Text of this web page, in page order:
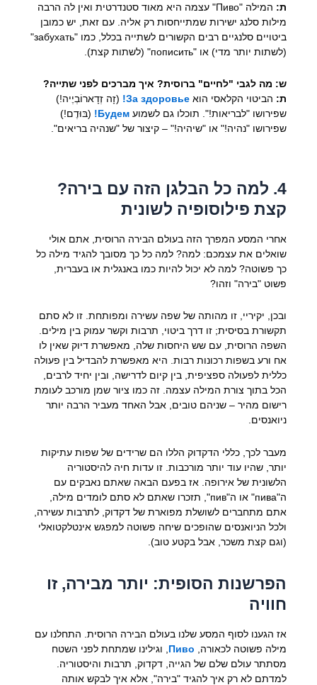
ת:
המילה "Пиво" עצמה היא מאוד סטנדרטית ואין לה הרבה
מילות סלנג ישירות שמתייחסות רק אליה. עם זאת, יש כמובן
ביטויים סלנגיים רבים הקשורים לשתייה בכלל, כמו "забухать"
(לשתות יותר מדי) או "пописить" (לשתות קצת).
ש: מה לגבי "לחיים" ברוסית? איך מברכים לפני שתייה?
ת: הביטוי הקלאסי הוא За здоровье!
(זָה זְדָארוֹבְיֶיה!)
שפירושו "לבריאות!". תוכלו גם לשמוע Будем!
(בּוּדֶם!)
שפירושו "נהיה!" או "שיהיה!" – קיצור של "שנהיה בריאים".
4. למה כל הבלגן הזה עם בירה?
קצת פילוסופיה לשונית
אחרי המסע המפרך הזה בעולם הבירה הרוסית, אתם אולי
שואלים את עצמכם: למה? למה כל כך מסובך להגיד מילה כל
כך פשוטה? למה לא יכול להיות כמו באנגלית או בעברית,
פשוט "בירה" וזהו?
ובכן, יקיריי, זו מהותה של שפה עשירה ומפותחת. זו לא סתם
תקשורת בסיסית; זו דרך ביטוי, תרבות וקשר עמוק בין מילים.
השפה הרוסית, עם שש היחסות שלה, מאפשרת דיוק שאין לו
אח ורע בשפות רכונות רבות. היא מאפשרת להבדיל בין פעולה
כללית לפעולה ספציפית, בין קיום לדרישה, ובין יחיד לרבים,
הכל בתוך צורת המילה עצמה. זה כמו ציור שמן מורכב לעומת
רישום מהיר – שניהם טובים, אבל האחד מעביר הרבה יותר
ניואנסים.
מעבר לכך, כללי הדקדוק הללו הם שרידים של שפות עתיקות
יותר, שהיו עוד יותר מורכבות. זו עדות חיה להיסטוריה
הלשונית של אירופה. אז בפעם הבאה שאתם נאבקים עם
ה"пива" או ה"пив", תזכרו שאתם לא סתם לומדים מילה,
אתם מתחברים לשושלת מפוארת של דקדוק, לתרבות עשירה,
ולכל הניואנסים שהופכים שיחה פשוטה למפגש אינטלקטואלי
(וגם קצת משכר, אבל בקטע טוב).
הפרשנות הסופית: יותר מבירה, זו
חוויה
אז הגענו לסוף המסע שלנו בעולם הבירה הרוסית. התחלנו עם
מילה פשוטה לכאורה, Пиво , וגילינו שמתחת לפני השטח
מסתתר עולם שלם של הגייה, דקדוק, תרבות והיסטוריה.
למדתם לא רק איך להגיד "בירה", אלא איך לבקש אותה